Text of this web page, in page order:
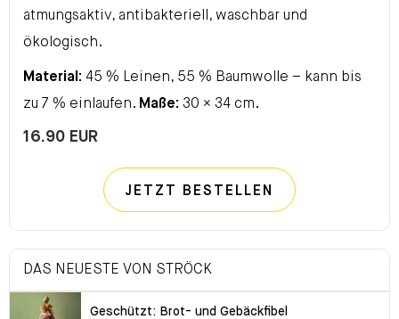
atmungsaktiv, antibakteriell, waschbar und
ökologisch.
Material: 45 % Leinen, 55 % Baumwolle – kann bis
zu 7 % einlaufen. Maße: 30 × 34 cm.
16.90 EUR
JETZT BESTELLEN
DAS NEUESTE VON STRÖCK
Geschützt: Brot- und Gebäckfibel